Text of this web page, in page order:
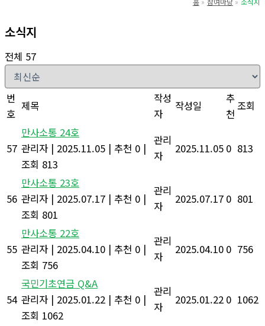
소식지
전체 57
번
호
제목
작성
자
작성일
추
천
조회
57
만사소통 24호
관리자 | 2025.11.05 | 추천 0 |
조회 813
관리
자
2025.11.05 0 813
56
만사소통 23호
관리자 | 2025.07.17 | 추천 0 |
조회 801
관리
자
2025.07.17 0 801
55
만사소통 22호
관리자 | 2025.04.10 | 추천 0 |
조회 756
관리
자
2025.04.10 0 756
54
국민기초연금 Q&A
관리자 | 2025.01.22 | 추천 0 |
조회 1062
관리
자
2025.01.22 0 1062